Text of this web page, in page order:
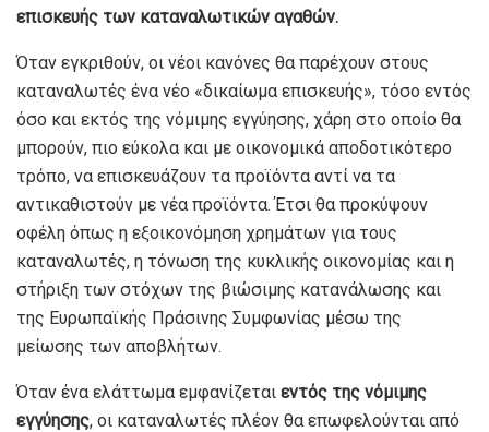
επισκευής των καταναλωτικών αγαθών.
Όταν εγκριθούν, οι νέοι κανόνες θα παρέχουν στους
καταναλωτές ένα νέο «δικαίωμα επισκευής», τόσο εντός
όσο και εκτός της νόμιμης εγγύησης, χάρη στο οποίο θα
μπορούν, πιο εύκολα και με οικονομικά αποδοτικότερο
τρόπο, να επισκευάζουν τα προϊόντα αντί να τα
αντικαθιστούν με νέα προϊόντα. Έτσι θα προκύψουν
οφέλη όπως η εξοικονόμηση χρημάτων για τους
καταναλωτές, η τόνωση της κυκλικής οικονομίας και η
στήριξη των στόχων της βιώσιμης κατανάλωσης και
της Ευρωπαϊκής Πράσινης Συμφωνίας μέσω της
μείωσης των αποβλήτων.
Όταν ένα ελάττωμα εμφανίζεται εντός της νόμιμης
εγγύησης, οι καταναλωτές πλέον θα επωφελούνται από